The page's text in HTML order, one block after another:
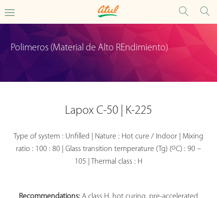
Polimeros (Material de Alto REndimiento)
Lapox C-50 | K-225
Type of system : Unfilled | Nature : Hot cure / Indoor | Mixing
ratio : 100 : 80 | Glass transition temperature (Tg) (oC) : 90 –
105 | Thermal class : H